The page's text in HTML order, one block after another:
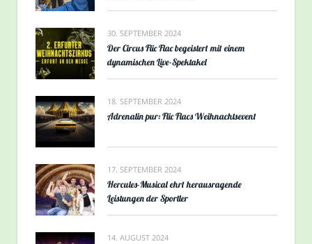
30. SEPTEMBER 2024
Der Circus Flic Flac begeistert mit einem
dynamischen Live-Spektakel
18. SEPTEMBER 2024
Adrenalin pur: Flic Flacs Weihnachtsevent
17. SEPTEMBER 2024
Hercules-Musical ehrt herausragende
Leistungen der Sportler
14. AUGUST 2024